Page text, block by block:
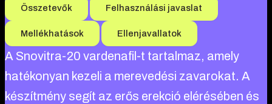
Összetevők Felhasználási javaslat
Mellékhatások Ellenjavallatok
A Snovitra-20 vardenafil-t tartalmaz, amely
hatékonyan kezeli a merevedési zavarokat. A
készítmény segít az erős erekció elérésében és